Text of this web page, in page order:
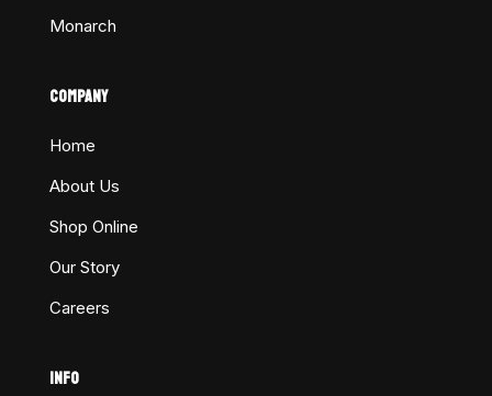
Monarch
COMPANY
Home
About Us
Shop Online
Our Story
Careers
INFO